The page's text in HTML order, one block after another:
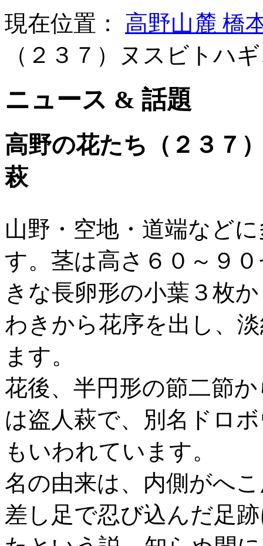
現在位置： 高野山麓 橋
（２３７）ヌスビトハ
ニュース & 話題
高野の花たち（２３７
萩
山野・空地・道端など
す。茎は高さ６０～９
きな長卵形の小葉３枚
わきから花序を出し、
ます。
花後、半円形の節二節
は盗人萩で、別名ドロ
もいわれています。
名の由来は、内側がへ
差し足で忍び込んだ足